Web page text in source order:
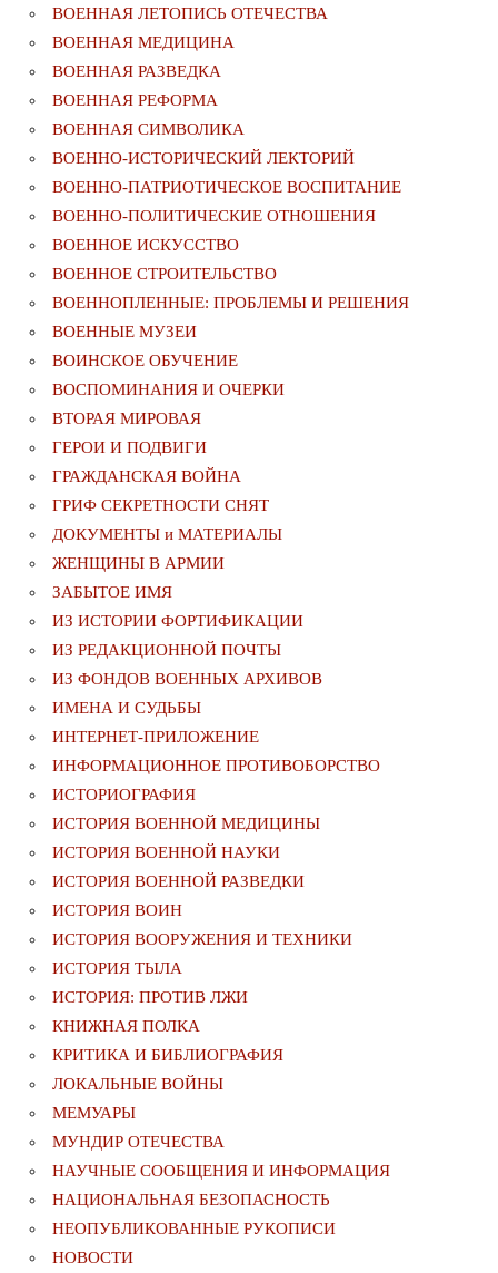
ВОЕННАЯ ЛЕТОПИСЬ ОТЕЧЕСТВА
ВОЕННАЯ МЕДИЦИНА
ВОЕННАЯ РАЗВЕДКА
ВОЕННАЯ РЕФОРМА
ВОЕННАЯ СИМВОЛИКА
ВОЕННО-ИСТОРИЧЕСКИЙ ЛЕКТОРИЙ
ВОЕННО-ПАТРИОТИЧЕСКОЕ ВОСПИТАНИЕ
ВОЕННО-ПОЛИТИЧЕСКИE ОТНОШЕНИЯ
ВОЕННОЕ ИСКУССТВО
ВОЕННОЕ СТРОИТЕЛЬСТВО
ВОЕННОПЛЕННЫЕ: ПРОБЛЕМЫ И РЕШЕНИЯ
ВОЕННЫЕ МУЗЕИ
ВОИНСКОЕ ОБУЧЕНИЕ
ВОСПОМИНАНИЯ И ОЧЕРКИ
ВТОРАЯ МИРОВАЯ
ГЕРОИ И ПОДВИГИ
ГРАЖДАНСКАЯ ВОЙНА
ГРИФ СЕКРЕТНОСТИ СНЯТ
ДОКУМЕНТЫ и МАТЕРИАЛЫ
ЖЕНЩИНЫ В АРМИИ
ЗАБЫТОЕ ИМЯ
ИЗ ИСТОРИИ ФОРТИФИКАЦИИ
ИЗ РЕДАКЦИОННОЙ ПОЧТЫ
ИЗ ФОНДОВ ВОЕННЫХ АРХИВОВ
ИМЕНА И СУДЬБЫ
ИНТЕРНЕТ-ПРИЛОЖЕНИЕ
ИНФОРМАЦИОННОЕ ПРОТИВОБОРСТВО
ИСТОРИОГРАФИЯ
ИСТОРИЯ ВОЕННОЙ МЕДИЦИНЫ
ИСТОРИЯ ВОЕННОЙ НАУКИ
ИСТОРИЯ ВОЕННОЙ РАЗВЕДКИ
ИСТОРИЯ ВОИН
ИСТОРИЯ ВООРУЖЕНИЯ И ТЕХНИКИ
ИСТОРИЯ ТЫЛА
ИСТОРИЯ: ПРОТИВ ЛЖИ
КНИЖНАЯ ПОЛКА
КРИТИКА И БИБЛИОГРАФИЯ
ЛОКАЛЬНЫЕ ВОЙНЫ
МЕМУАРЫ
МУНДИР ОТЕЧЕСТВА
НАУЧНЫЕ СООБЩЕНИЯ И ИНФОРМАЦИЯ
НАЦИОНАЛЬНАЯ БЕЗОПАСНОСТЬ
НЕОПУБЛИКОВАННЫЕ РУКОПИСИ
НОВОСТИ